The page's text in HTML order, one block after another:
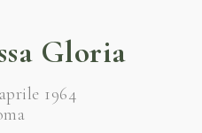
Gloria
1964